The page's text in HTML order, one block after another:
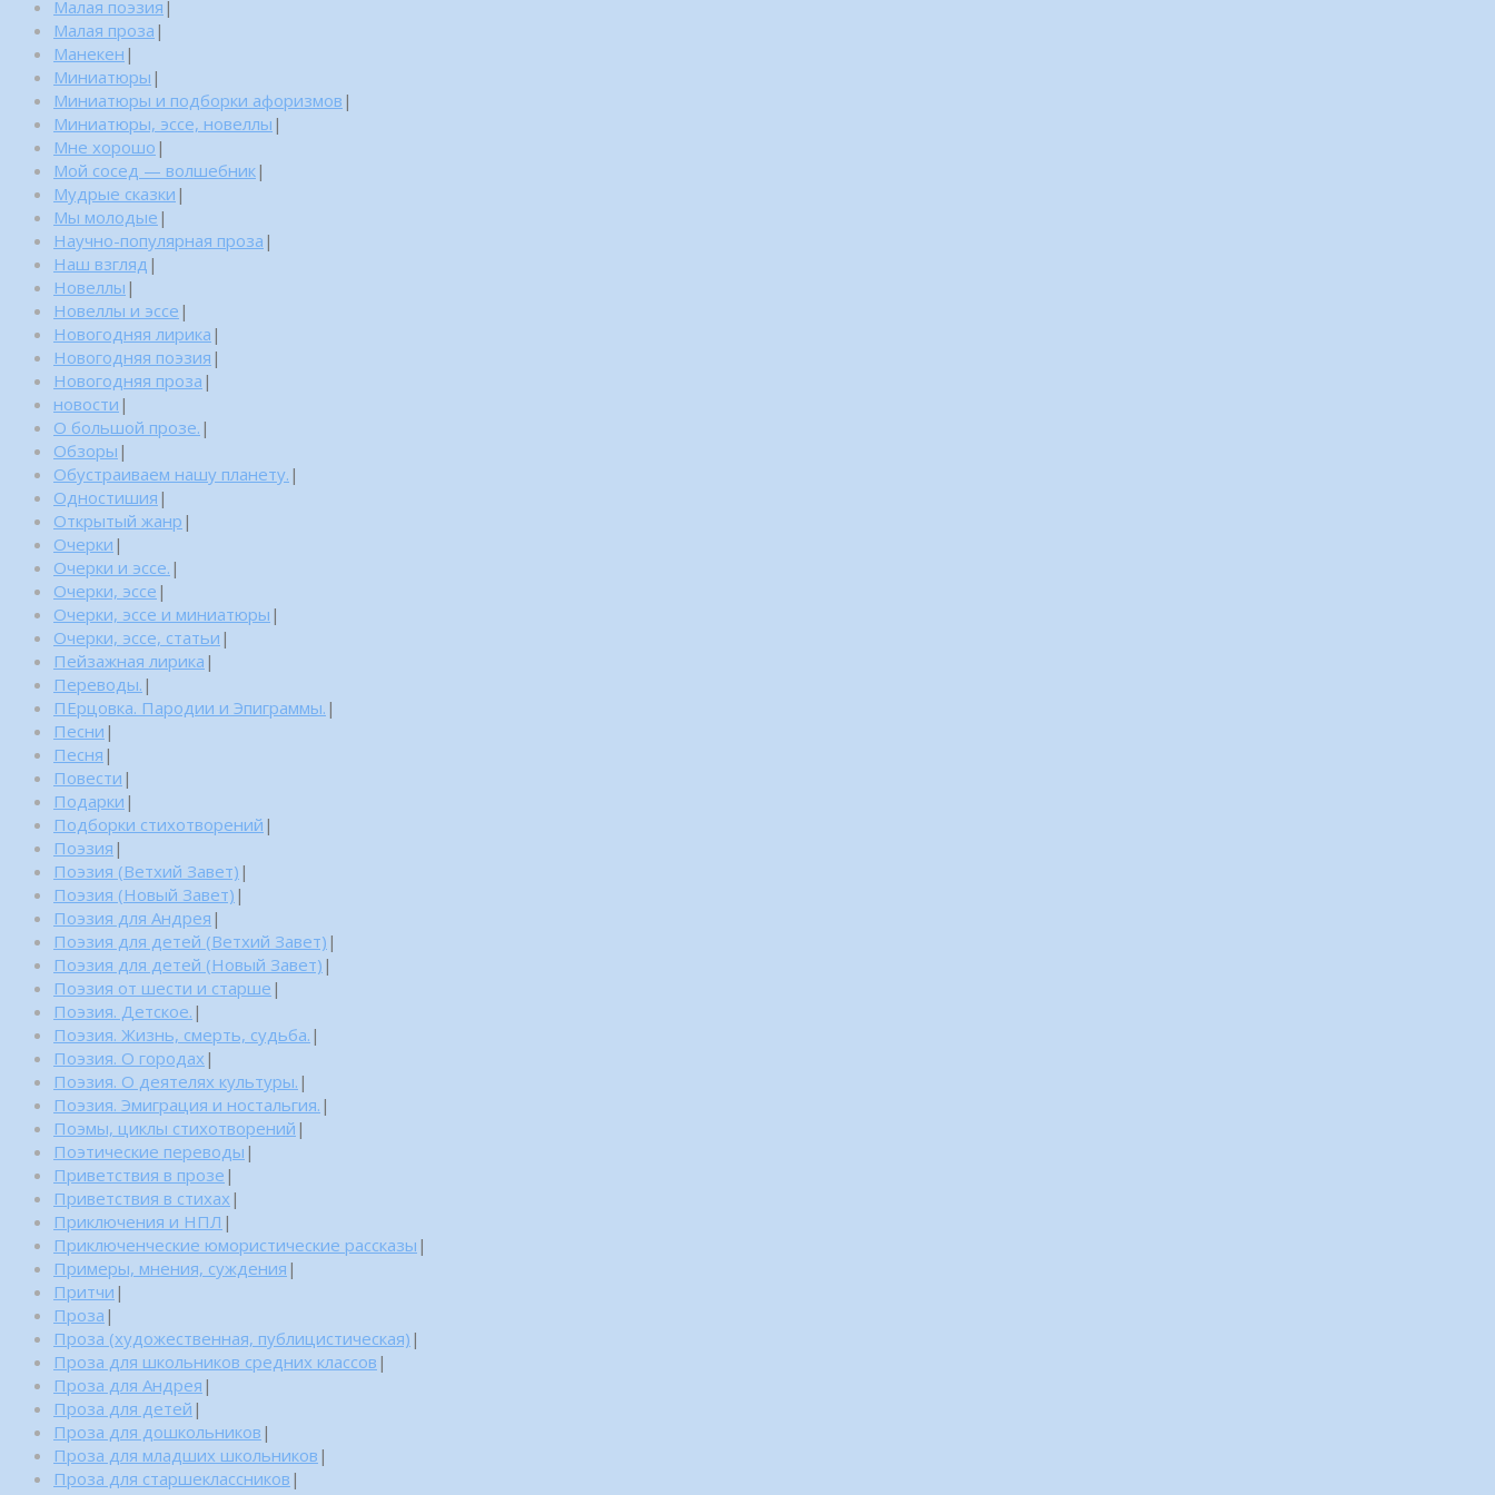
Малая поэзия |
Малая проза |
Манекен |
Миниатюры |
Миниатюры и подборки афоризмов |
Миниатюры, эссе, новеллы |
Мне хорошо |
Мой сосед — волшебник|
Мудрые сказки |
Мы молодые |
Научно-популярная проза |
Наш взгляд |
Новеллы |
Новеллы и эссе |
Новогодняя лирика |
Новогодняя поэзия |
Новогодняя проза |
новости |
О большой прозе. |
Обзоры |
Обустраиваем нашу планету. |
Одностишия |
Открытый жанр |
Очерки |
Очерки и эссе. |
Очерки, эссе |
Очерки, эссе и миниатюры |
Очерки, эссе, статьи |
Пейзажная лирика |
Переводы. |
ПЕрцовка. Пародии и Эпиграммы. |
Песни |
Песня |
Повести |
Подарки |
Подборки стихотворений |
Поэзия |
Поэзия (Ветхий Завет) |
Поэзия (Новый Завет) |
Поэзия для Андрея |
Поэзия для детей (Ветхий Завет) |
Поэзия для детей (Новый Завет) |
Поэзия от шести и старше |
Поэзия. Детское. |
Поэзия. Жизнь, смерть, судьба. |
Поэзия. О городах |
Поэзия. О деятелях культуры. |
Поэзия. Эмиграция и ностальгия. |
Поэмы, циклы стихотворений |
Поэтические переводы |
Приветствия в прозе |
Приветствия в стихах |
Приключения и НПЛ |
Приключенческие юмористические рассказы |
Примеры, мнения, суждения |
Притчи |
Проза |
Проза (художественная, публицистическая) |
Проза для школьников средних классов |
Проза для Андрея |
Проза для детей |
Проза для дошкольников |
Проза для младших школьников |
Проза для старшеклассников |